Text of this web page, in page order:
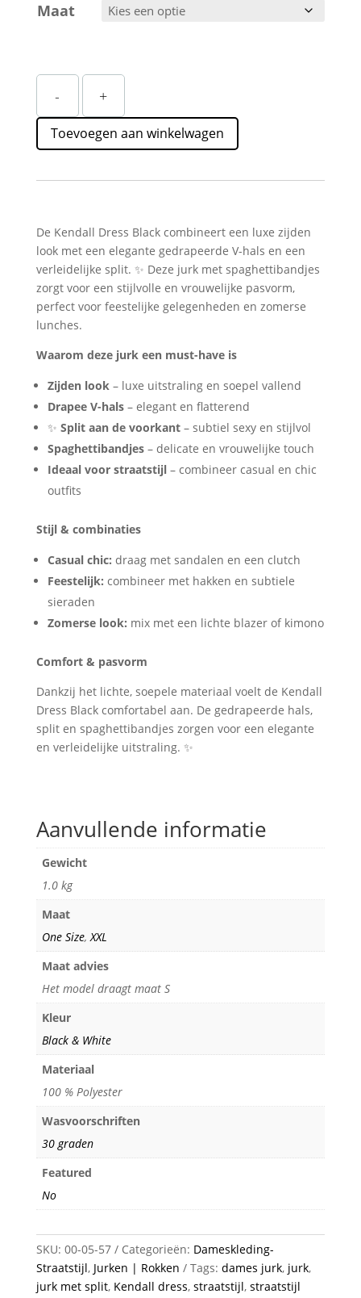
Maat
-
Zwarte
Zijden
Look
Jurk
Dames
Straatstijl
&
Feestelijk
aantal
+
Toevoegen aan winkelwagen
De Kendall Dress Black combineert een luxe zijden
look met een elegante gedrapeerde V-hals en een
verleidelijke split. ✨ Deze jurk met spaghettibandjes
zorgt voor een stijlvolle en vrouwelijke pasvorm,
perfect voor feestelijke gelegenheden en zomerse
lunches.
Waarom deze jurk een must-have is
Zijden look – luxe uitstraling en soepel vallend
Drapee V-hals– elegant en flatterend
✨ Split aan de voorkant– subtiel sexy en stijlvol
Spaghettibandjes– delicate en vrouwelijke touch
Ideaal voor straatstijl– combineer casual en chic
outfits
Stijl & combinaties
Casual chic: draag met sandalen en een clutch
Feestelijk: combineer met hakken en subtiele
sieraden
Zomerse look: mix met een lichte blazer of kimono
Comfort & pasvorm
Dankzij het lichte, soepele materiaal voelt de Kendall
Dress Black comfortabel aan. De gedrapeerde hals,
split en spaghettibandjes zorgen voor een elegante
en verleidelijke uitstraling. ✨
Aanvullende informatie
Gewicht
1.0 kg
Maat
One Size, XXL
Maat advies
Het model draagt maat S
Kleur
Black & White
Materiaal
100 % Polyester
Wasvoorschriften
30 graden
Featured
No
SKU: 00-05-57 Categorieën: Dameskleding-
Straatstijl, Jurken | Rokken Tags: dames jurk, jurk,
jurk met split, Kendall dress, straatstijl, straatstijl